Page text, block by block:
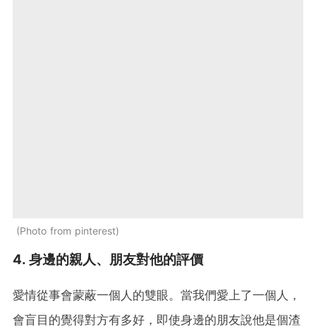
Photo from pinterest
4. 身邊的親人、朋友對他的評價
愛情從事會蒙蔽一個人的雙眼。當我們愛上了一個人，
會盲目的覺得對方有多好，即使身邊的朋友說他是個渣